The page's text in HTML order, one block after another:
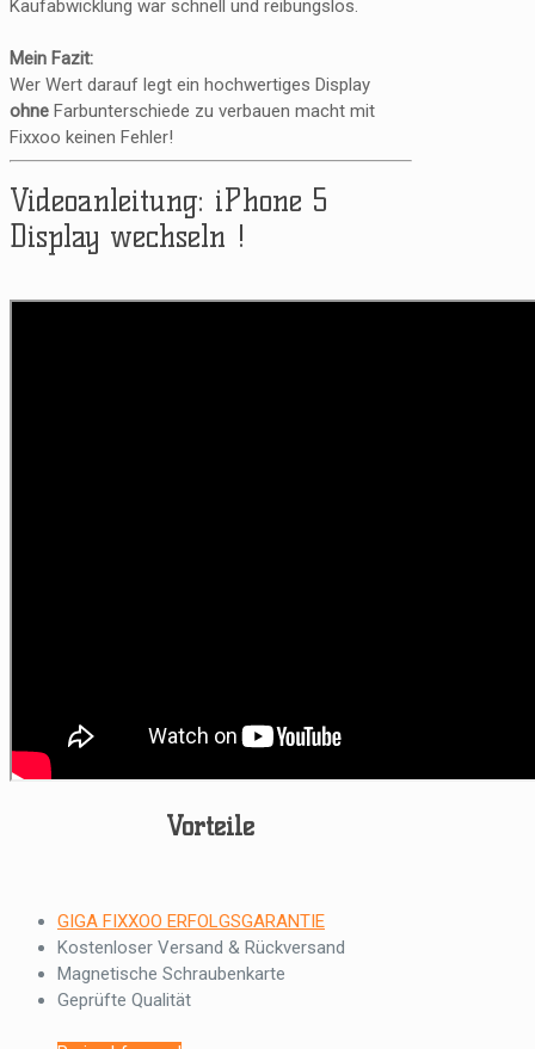
Kaufabwicklung war schnell und reibungslos.
Mein Fazit:
Wer Wert darauf legt ein hochwertiges Display
ohne Farbunterschiede zu verbauen macht mit
Fixxoo keinen Fehler!
Videoanleitung: iPhone 5
Display wechseln !
Vorteile
GIGA FIXXOO ERFOLGSGARANTIE
Kostenloser Versand & Rückversand
Magnetische Schraubenkarte
Geprüfte Qualität